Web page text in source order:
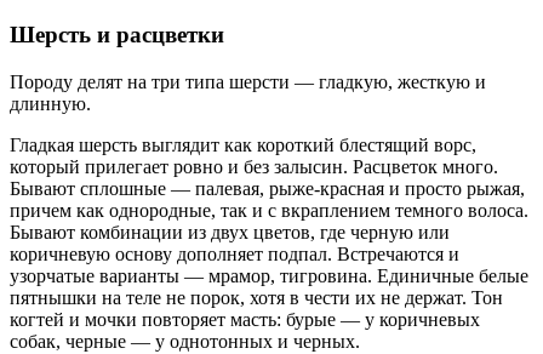
Шерсть и расцветки
Породу делят на три типа шерсти — гладкую, жесткую и
длинную.
Гладкая шерсть выглядит как короткий блестящий ворс,
который прилегает ровно и без залысин. Расцветок много.
Бывают сплошные — палевая, рыже-красная и просто рыжая,
причем как однородные, так и с вкраплением темного волоса.
Бывают комбинации из двух цветов, где черную или
коричневую основу дополняет подпал. Встречаются и
узорчатые варианты — мрамор, тигровина. Единичные белые
пятнышки на теле не порок, хотя в чести их не держат. Тон
когтей и мочки повторяет масть: бурые — у коричневых
собак, черные — у однотонных и черных.